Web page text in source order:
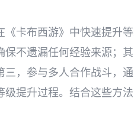
《卡布西游》中快速提升
保不遗漏任何经验来源；
三，参与多人合作战斗，
级提升过程。结合这些方